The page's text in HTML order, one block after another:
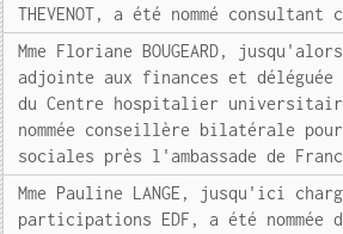
THEVENOT, a été nommé consultant
Mme Floriane BOUGEARD,
adjointe aux finances et déléguée
du Centre hospitalier
nommée conseillère bilatérale
sociales près l'ambassade de
Mme Pauline LANGE, jusqu'ici
participations EDF, a été nommée